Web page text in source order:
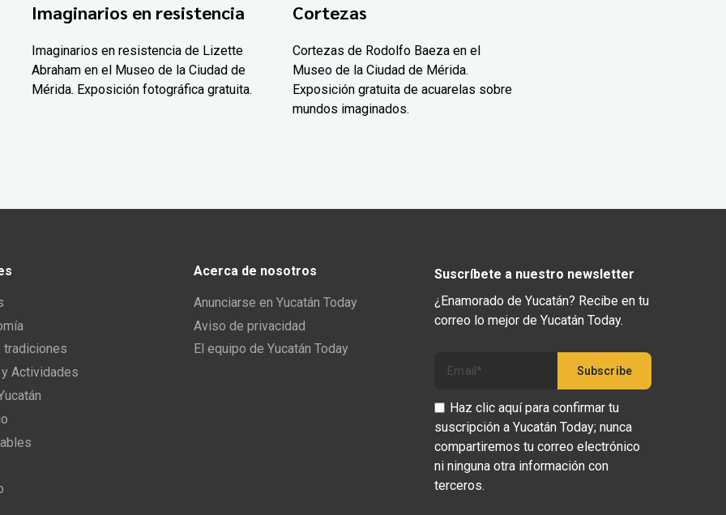
Imaginarios en resistencia
Imaginarios en resistencia de Lizette
Abraham en el Museo de la Ciudad de
Mérida. Exposición fotográfica gratuita.
Cortezas
Cortezas de Rodolfo Baeza en el
Museo de la Ciudad de Mérida.
Exposición gratuita de acuarelas sobre
mundos imaginados.
tradiciones
Actividades
Acerca de nosotros
Anunciarse en Yucatán Today
Aviso de privacidad
El equipo de Yucatán Today
Suscríbete a nuestro newsletter
¿Enamorado de Yucatán? Recibe en tu
correo lo mejor de Yucatán Today.
Haz clic aquí para confirmar tu
suscripción a Yucatán Today; nunca
compartiremos tu correo electrónico
ni ninguna otra información con
terceros.